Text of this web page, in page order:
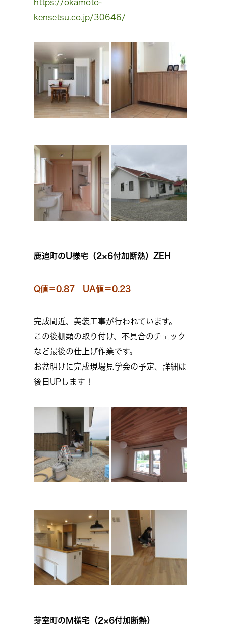
https://okamoto-
kensetsu.co.jp/30646/
鹿追町のU様宅（2×6付加断熱）ZEH
Q値＝0.87 UA値＝0.23
完成間近、美装工事が行われています。
この後棚類の取り付け、不具合のチェック
など最後の仕上げ作業です。
お盆明けに完成現場見学会の予定、詳細は
後日UPします！
芽室町のM様宅（2×6付加断熱）